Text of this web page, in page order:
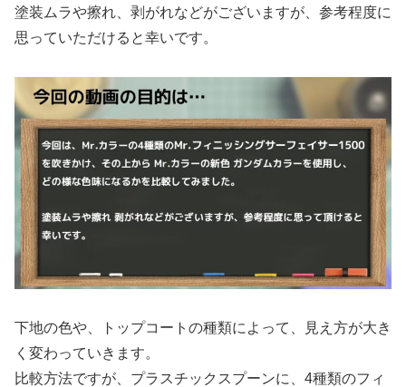
塗装ムラや擦れ、剥がれなどがございますが、参考程度に
思っていただけると幸いです。
下地の色や、トップコートの種類によって、見え方が大き
く変わっていきます。
比較方法ですが、プラスチックスプーンに、4種類のフィ